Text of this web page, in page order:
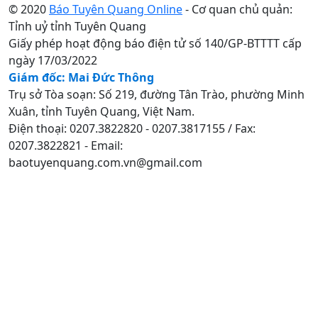
© 2020 Báo Tuyên Quang Online- Cơ quan chủ quản:
Tỉnh uỷ tỉnh Tuyên Quang
Giấy phép hoạt động báo điện tử số 140/GP-BTTTT cấp
ngày 17/03/2022
Giám đốc: Mai Đức Thông
Trụ sở Tòa soạn: Số 219, đường Tân Trào, phường Minh
Xuân, tỉnh Tuyên Quang, Việt Nam.
Điện thoại: 0207.3822820 - 0207.3817155 / Fax:
0207.3822821 - Email:
baotuyenquang.com.vn@gmail.com